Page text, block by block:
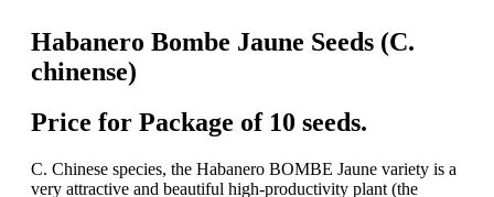
Habanero Bombe Jaune Seeds (C.
chinense)
Price for Package of 10 seeds.
C. Chinese species, the Habanero BOMBE Jaune variety is a
very attractive and beautiful high-productivity plant (the